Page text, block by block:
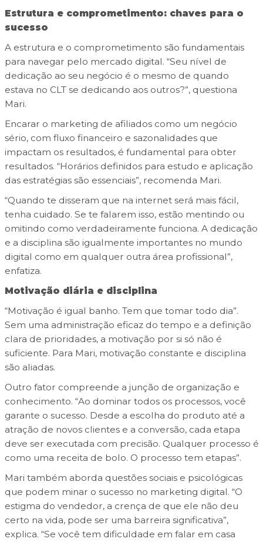
Estrutura e comprometimento: chaves para o
sucesso
A estrutura e o comprometimento são fundamentais
para navegar pelo mercado digital. “Seu nível de
dedicação ao seu negócio é o mesmo de quando
estava no CLT se dedicando aos outros?”, questiona
Mari.
Encarar o marketing de afiliados como um negócio
sério, com fluxo financeiro e sazonalidades que
impactam os resultados, é fundamental para obter
resultados. “Horários definidos para estudo e aplicação
das estratégias são essenciais”, recomenda Mari.
“Quando te disseram que na internet será mais fácil,
tenha cuidado. Se te falarem isso, estão mentindo ou
omitindo como verdadeiramente funciona. A dedicação
e a disciplina são igualmente importantes no mundo
digital como em qualquer outra área profissional”,
enfatiza.
Motivação diária e disciplina
“Motivação é igual banho. Tem que tomar todo dia”.
Sem uma administração eficaz do tempo e a definição
clara de prioridades, a motivação por si só não é
suficiente. Para Mari, motivação constante e disciplina
são aliadas.
Outro fator compreende a junção de organização e
conhecimento. “Ao dominar todos os processos, você
garante o sucesso. Desde a escolha do produto até a
atração de novos clientes e a conversão, cada etapa
deve ser executada com precisão. Qualquer processo é
como uma receita de bolo. O processo tem etapas”.
Mari também aborda questões sociais e psicológicas
que podem minar o sucesso no marketing digital. “O
estigma do vendedor, a crença de que ele não deu
certo na vida, pode ser uma barreira significativa”,
explica. “Se você tem dificuldade em falar em casa